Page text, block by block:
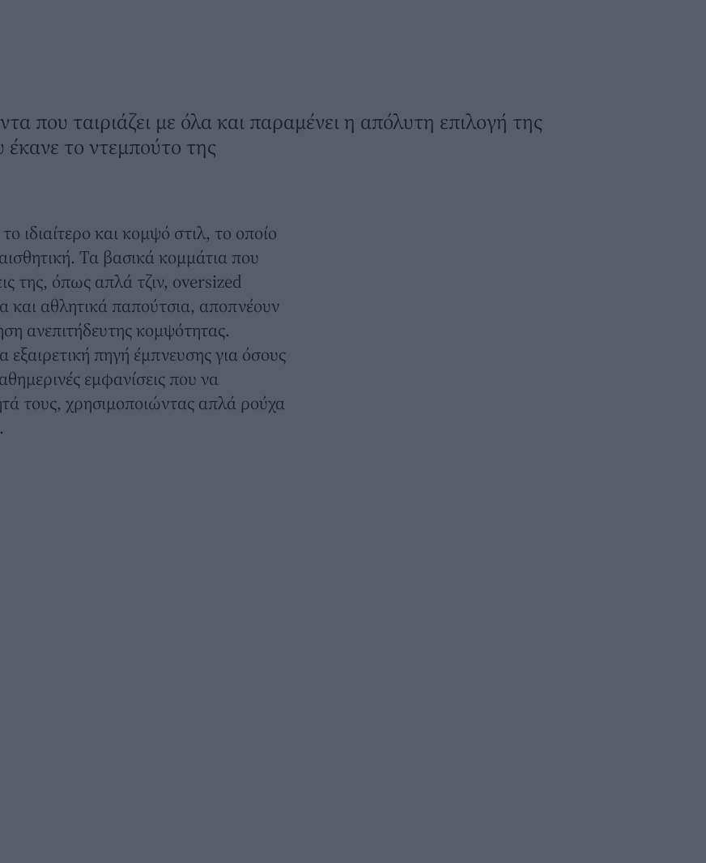
που ταιριάζει με όλα και παραμένει η απόλυτη επιλογή της
το ντεμπούτο της
ιδιαίτερο και κομψό στιλ, το οποίο
Τα βασικά κομμάτια που
της, όπως απλά τζιν, oversized
αθλητικά παπούτσια, αποπνέουν
ανεπιτήδευτης κομψότητας.
εξαιρετική πηγή έμπνευσης για όσους
εμφανίσεις που να
τους, χρησιμοποιώντας απλά ρούχα